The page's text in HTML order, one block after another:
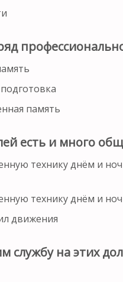
память
есть и много
технику днём и
технику днём и
движения
на этих